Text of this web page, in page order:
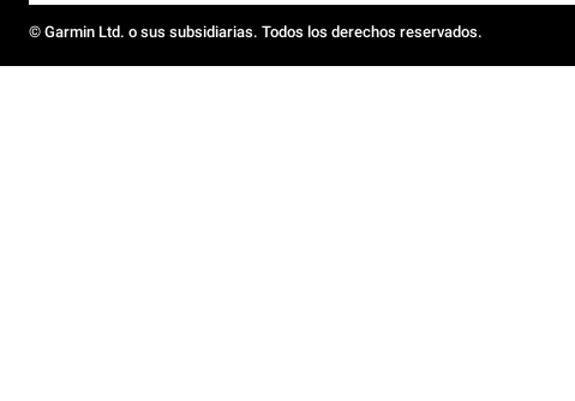
© Garmin Ltd. o sus subsidiarias. Todos los derechos reservados.